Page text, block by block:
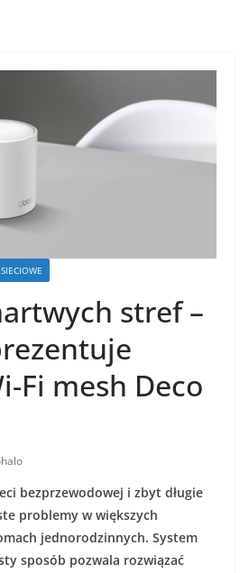
stref –
Fi mesh Deco
bezprzewodowej i zbyt długie
problemy w większych
jednorodzinnych. System
sposób pozwala rozwiązać